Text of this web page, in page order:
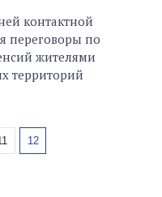
контактной
переговоры по
жителями
территорий
12